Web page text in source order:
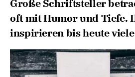
Große Schriftsteller
oft mit Humor und Tiefe.
inspirieren bis heute